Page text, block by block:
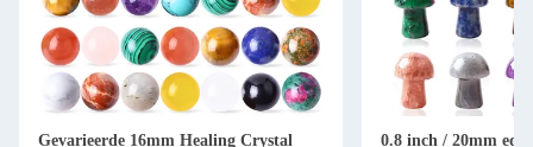
Gevarieerde 16mm Healing Crystal
0.8 inch / 20mm